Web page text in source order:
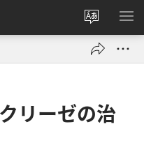
サ
イ
ト
語
メ
を
リーゼの治